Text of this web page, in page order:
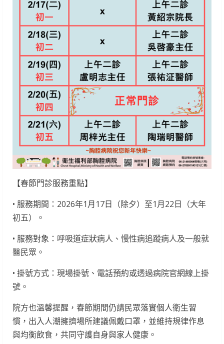
【春節門診服務重點】
• 服務期間：2026年1月17日（除夕）至1月22日（大年
初五）。
• 服務對象：呼吸道症狀病人、慢性病追蹤病人及一般就
醫民眾。
• 掛號方式：現場掛號、電話預約或透過病院官網線上掛
號。
院方也溫馨提醒，春節期間仍請民眾落實個人衛生習
慣，出入人潮擁擠場所建議佩戴口罩，並維持規律作息
與均衡飲食，共同守護自身與家人健康。